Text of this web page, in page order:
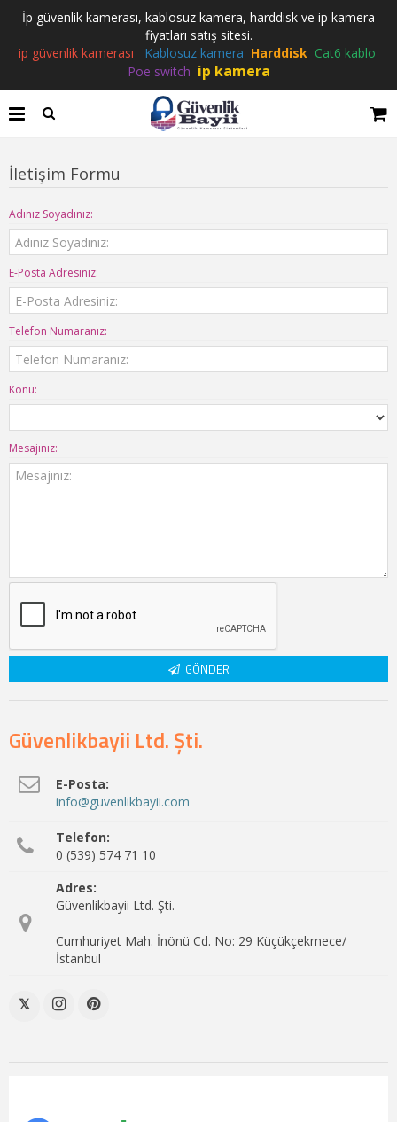
İp güvenlik kamerası, kablosuz kamera, harddisk ve ip kamera
fiyatları satış sitesi.
ip güvenlik kamerası
Kablosuz kamera Harddisk Cat6 kablo
Poe switch ip kamera
İletişim Formu
Adınız Soyadınız:
E-Posta Adresiniz:
Telefon Numaranız:
Konu:
Mesajınız:
GÖNDER
Güvenlikbayii Ltd. Şti.
E-Posta:
info@guvenlikbayii.com
Telefon:
0 (539) 574 71 10
Adres:
Güvenlikbayii Ltd. Şti.
Cumhuriyet Mah. İnönü Cd. No: 29 Küçükçekmece/
İstanbul
𝕏